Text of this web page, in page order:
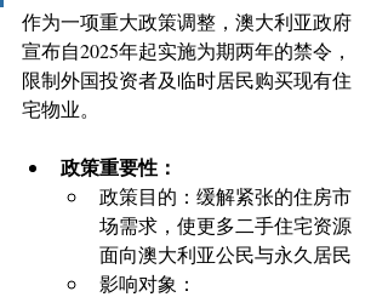
作为一项重大政策调整，澳大利亚政府
宣布自2025年起实施为期两年的禁令，
限制外国投资者及临时居民购买现有住
宅物业。
政策重要性：
政策目的：缓解紧张的住房市
场需求，使更多二手住宅资源
面向澳大利亚公民与永久居民
影响对象：